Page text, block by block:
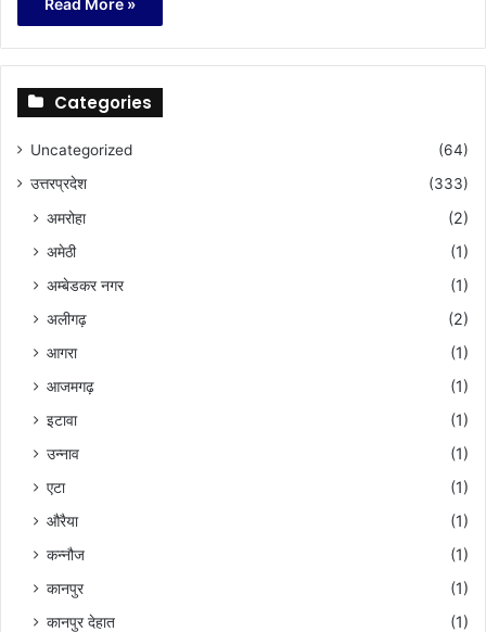
Categories
Uncategorized
(64)
उत्तरप्रदेश
(333)
अमरोहा
(2)
अमेठी
(1)
अम्बेडकर नगर
(1)
अलीगढ़
(2)
आगरा
(1)
आजमगढ़
(1)
इटावा
(1)
उन्नाव
(1)
एटा
(1)
औरैया
(1)
कन्नौज
(1)
कानपुर
(1)
कानपुर देहात
(1)